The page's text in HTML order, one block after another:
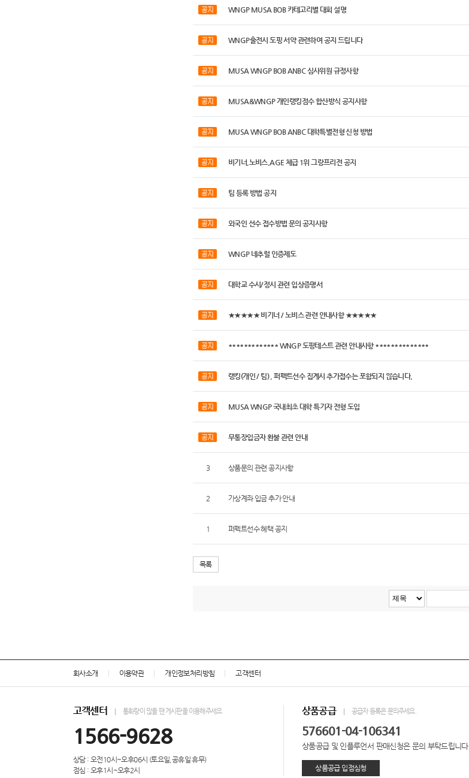
WNGP MUSA BOB 카테고리별 대회 설명
WNGP출전시 도핑 서약 관련하여 공지 드립니다
MUSA WNGP BOB ANBC 심사위원 규정사항
MUSA&WNGP 개인랭킹점수 합산방식 공지사항
MUSA WNGP BOB ANBC 대학특별전형 신청 방법
비기너,노비스,AGE 체급 1위 그랑프리전 공지
팀 등록 방법 공지
외국인 선수 접수방법 문의 공지사항
WNGP 네추럴 인증제도
대학교 수시/정시 관련 입상증명서
★★★★★ 비기너 / 노비스 관련 안내사항 ★★★★★
************* WNGP 도핑테스트 관련 안내사항 **************
랭킹(개인 / 팀) , 퍼펙트선수 집계시 추가접수는 포함되지 않습니다.
MUSA WNGP 국내최초 대학 특기자 전형 도입
무통장입금자 환불 관련 안내
3 상품문의 관련 공지사항
2 가상계좌 입금 추가 안내
1 퍼펙트선수 혜택 공지
목록
회사소개 이용약관 개인정보처리방침 고객센터
고객센터 통화량이 많을 땐 게시판을 이용해주세요
1566-9628
상담 : 오전10시~오후06시 (토요일,공휴일 휴무)
점심 : 오후1시~오후2시
상품공급 공급자 등록은 문의주세요.
576601-04-106341
상품공급 및 인플루언서 판매신청은 문의 부탁드립니다.
상품공급 입점심청